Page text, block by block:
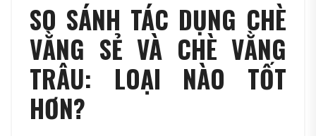
SO SÁNH TÁC DỤNG CHÈ
VẰNG SẺ VÀ CHÈ VẰNG
TRÂU: LOẠI NÀO TỐT
HƠN?